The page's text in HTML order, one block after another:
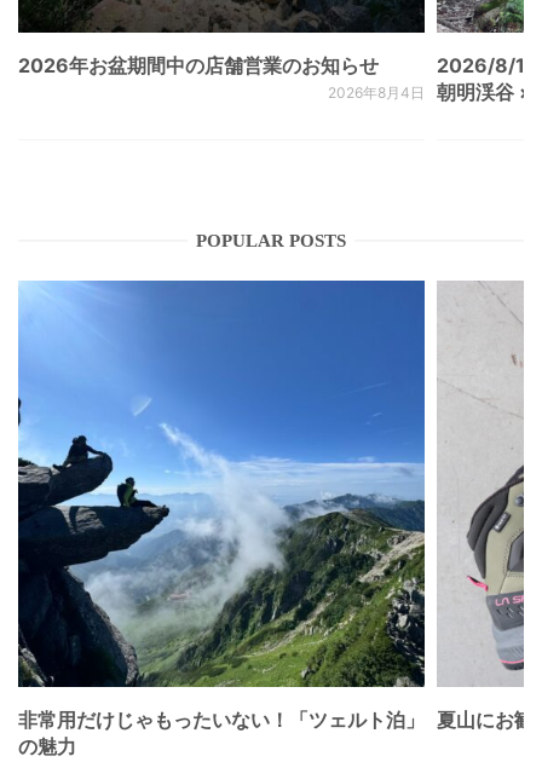
2026年お盆期間中の店舗営業のお知らせ
2026年8月4日
2026/8/
朝明渓谷 ×
POPULAR POSTS
非常用だけじゃもったいない！「ツェルト泊」
の魅力
夏山にお